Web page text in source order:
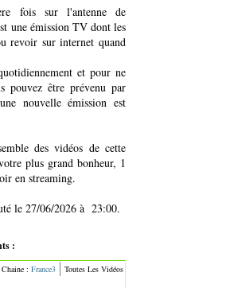
fois sur l'antenne de
une émission TV dont les
revoir sur internet quand
et pour ne
pouvez être prévenu par
nouvelle émission est
des vidéos de cette
plus grand bonheur, 1
en streaming.
le 27/06/2026 à 23:00.
:
Chaine : France3
Toutes Les Vidéos